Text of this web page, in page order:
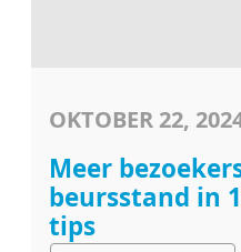
OKTOBER 22,
Meer
beursstand in
tips